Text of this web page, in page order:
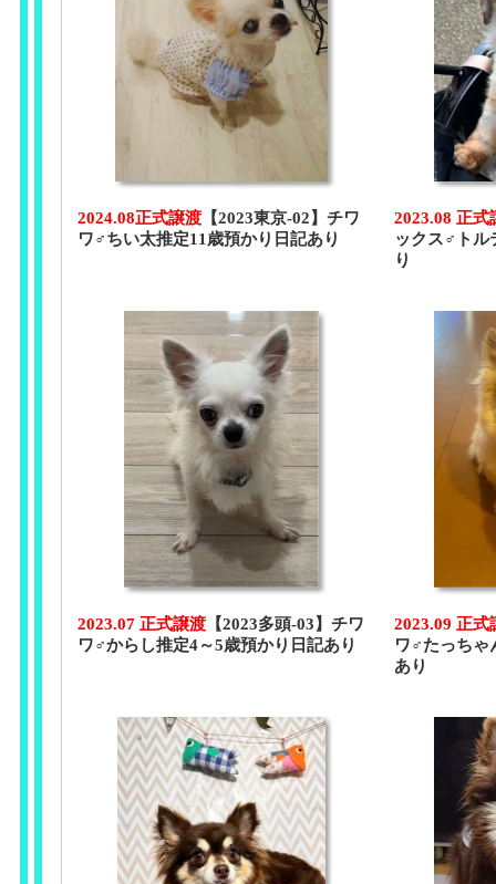
2024.08正式譲渡 【2023東京-02】チワ
ワ♂ちい太推定11歳預かり日記あり
2023.08 正式
ックス♂トル
り
2023.07 正式譲渡 【2023多頭-03】チワ
ワ♂からし推定4～5歳預かり日記あり
2023.09 正式
ワ♂たっちゃ
あり